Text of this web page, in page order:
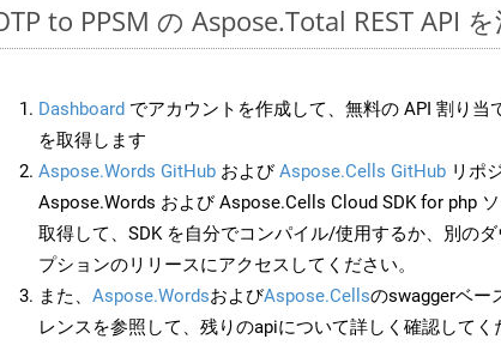
to PPSM の Aspose.Total REST API
Dashboard でアカウントを作成して、無料の API 割り当
を取得します
Aspose.Words GitHub およびAspose.Cells GitHub リポ
Aspose.Words および Aspose.Cells Cloud SDK for php
取得して、SDK を自分でコンパイル/使用するか、別の
プションのリリースにアクセスしてください。
また、 Aspose.WordsおよびAspose.Cellsのswaggerベー
レンスを参照して、残りのapiについて詳しく確認してく